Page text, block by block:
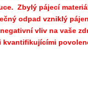
Zbylý pájecí
odpad vzniklý
vliv na vaše